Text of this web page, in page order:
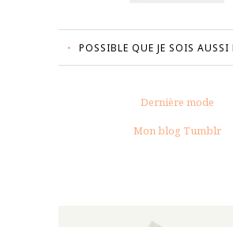
POSSIBLE QUE JE SOIS AUSSI
Dernière mode
Mon blog Tumblr